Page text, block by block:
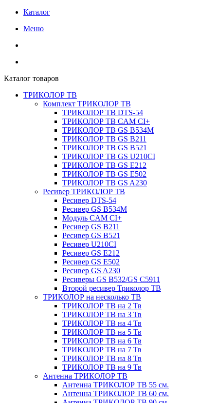
Каталог
Меню
Каталог товаров
ТРИКОЛОР ТВ
Комплект ТРИКОЛОР ТВ
ТРИКОЛОР ТВ DTS-54
ТРИКОЛОР ТВ CAM CI+
ТРИКОЛОР ТВ GS B534M
ТРИКОЛОР ТВ GS B211
ТРИКОЛОР ТВ GS B521
ТРИКОЛОР ТВ GS U210CI
ТРИКОЛОР ТВ GS E212
ТРИКОЛОР ТВ GS E502
ТРИКОЛОР ТВ GS A230
Ресивер ТРИКОЛОР ТВ
Ресивер DTS-54
Ресивер GS B534M
Модуль CAM CI+
Ресивер GS B211
Ресивер GS B521
Ресивер U210CI
Ресивер GS E212
Ресивер GS E502
Ресивер GS A230
Ресиверы GS B532/GS C5911
Второй ресивер Триколор ТВ
ТРИКОЛОР на несколько ТВ
ТРИКОЛОР ТВ на 2 Тв
ТРИКОЛОР ТВ на 3 Тв
ТРИКОЛОР ТВ на 4 Тв
ТРИКОЛОР ТВ на 5 Тв
ТРИКОЛОР ТВ на 6 Тв
ТРИКОЛОР ТВ на 7 Тв
ТРИКОЛОР ТВ на 8 Тв
ТРИКОЛОР ТВ на 9 Тв
Антенна ТРИКОЛОР ТВ
Антенна ТРИКОЛОР ТВ 55 см.
Антенна ТРИКОЛОР ТВ 60 см.